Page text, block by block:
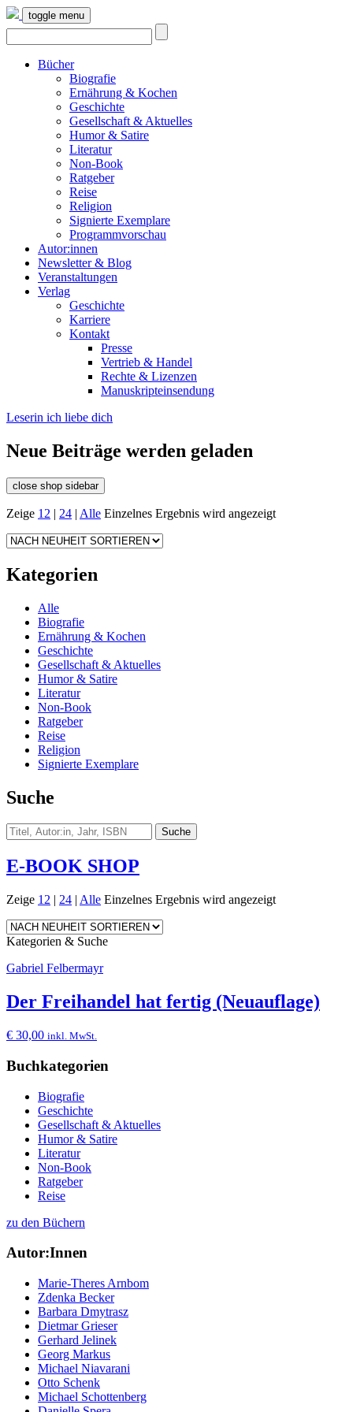
toggle menu
Bücher
Biografie
Ernährung & Kochen
Geschichte
Gesellschaft & Aktuelles
Humor & Satire
Literatur
Non-Book
Ratgeber
Reise
Religion
Signierte Exemplare
Programmvorschau
Autor:innen
Newsletter & Blog
Veranstaltungen
Verlag
Geschichte
Karriere
Kontakt
Presse
Vertrieb & Handel
Rechte & Lizenzen
Manuskripteinsendung
Leserin ich liebe dich
Neue Beiträge werden geladen
close shop sidebar
Zeige 12 | 24 | Alle Einzelnes Ergebnis wird angezeigt
Kategorien
Alle
Biografie
Ernährung & Kochen
Geschichte
Gesellschaft & Aktuelles
Humor & Satire
Literatur
Non-Book
Ratgeber
Reise
Religion
Signierte Exemplare
Suche
E-BOOK SHOP
Zeige 12 | 24 | Alle Einzelnes Ergebnis wird angezeigt
Kategorien & Suche
Gabriel Felbermayr
Der Freihandel hat fertig (Neuauflage)
€ 30,00 inkl. MwSt.
Buchkategorien
Biografie
Geschichte
Gesellschaft & Aktuelles
Humor & Satire
Literatur
Non-Book
Ratgeber
Reise
zu den Büchern
Autor:Innen
Marie-Theres Arnbom
Zdenka Becker
Barbara Dmytrasz
Dietmar Grieser
Gerhard Jelinek
Georg Markus
Michael Niavarani
Otto Schenk
Michael Schottenberg